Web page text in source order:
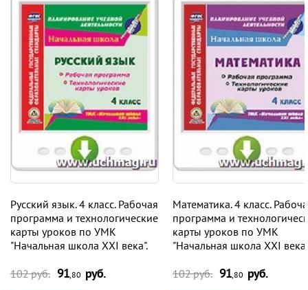
Русский язык. 4 класс. Рабочая
программа и технологические
карты уроков по УМК
"Начальная школа XXI века".
через Интернет
102 руб. 91 ,80 руб.
Математика. 4 класс.
программа и
карты уроков по УМК
"Начальная школа XXI
через Интернет
102 руб. 91 ,80 руб.